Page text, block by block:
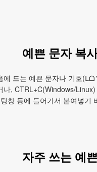
예쁜 문자 복
에 드는 예쁜 문자나 기호
나, CTRL+C(Windows/
창 등에 들어가서 붙여넣
자주 쓰는 예